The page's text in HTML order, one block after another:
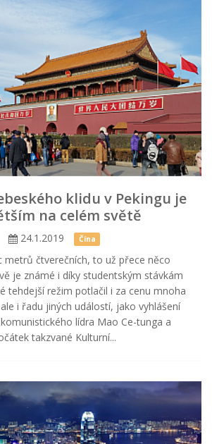
klidu v Pekingu je
na celém světě
24.1.2019 Čína
metrů čtverečních, to už přece něco
je známé i díky studentským stávkám
tehdejší režim potlačil i za cenu mnoha
i řadu jiných událostí, jako vyhlášení
lídra Mao Ce-tunga a
takzvané Kulturní...